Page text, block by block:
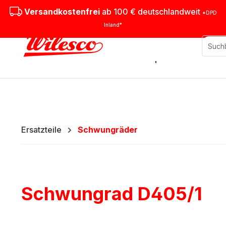
Hauptinhalt springen
Zur Suche springen
Zur Hauptnavigation springen
Versandkostenfreiab 100 € deutschlandweit *DPD
Inland*
Stationäre Dampfmaschinen
Ersatzteile Schwungräder
Schwungrad D405/1